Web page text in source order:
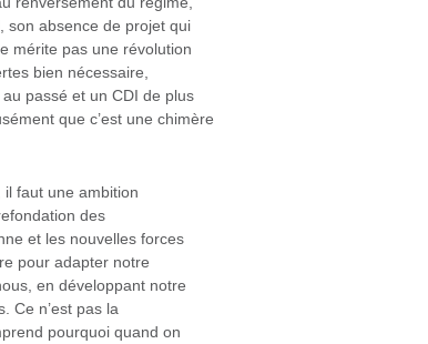
son absence de projet qui
mérite pas une révolution
bien nécessaire,
passé et un CDI de plus
que c’est une chimère
faut une ambition
des
et les nouvelles forces
pour adapter notre
en développant notre
Ce n’est pas la
pourquoi quand on